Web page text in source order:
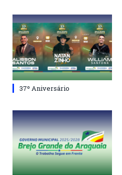
37º Aniversário